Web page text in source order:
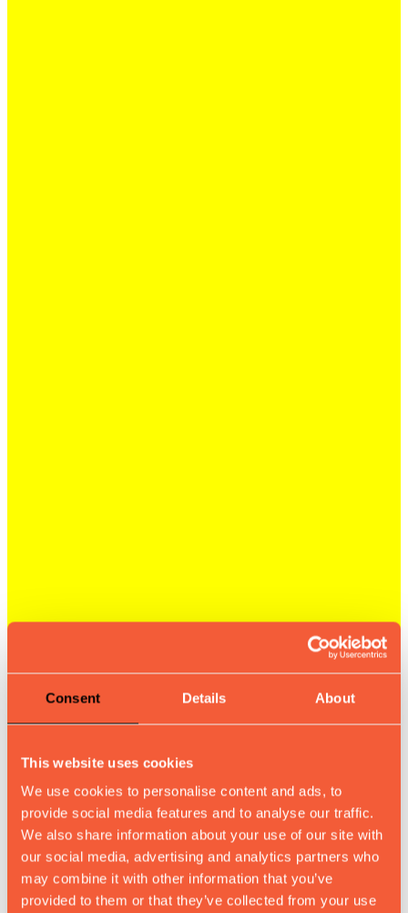
Consent Details About
This website uses cookies
We use cookies to personalise content and ads, to
provide social media features and to analyse our traffic.
We also share information about your use of our site with
our social media, advertising and analytics partners who
may combine it with other information that you’ve
provided to them or that they’ve collected from your use